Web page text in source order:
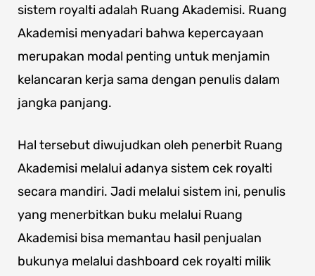
sistem royalti adalah Ruang Akademisi. Ruang
Akademisi menyadari bahwa kepercayaan
merupakan modal penting untuk menjamin
kelancaran kerja sama dengan penulis dalam
jangka panjang.
Hal tersebut diwujudkan oleh penerbit Ruang
Akademisi melalui adanya sistem cek royalti
secara mandiri. Jadi melalui sistem ini, penulis
yang menerbitkan buku melalui Ruang
Akademisi bisa memantau hasil penjualan
bukunya melalui dashboard cek royalti milik